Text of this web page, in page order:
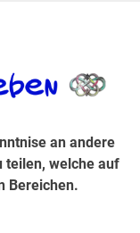
Bereichen.
an andere
teilen, welche auf
Bereichen.